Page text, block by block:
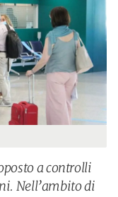
a controlli
Nell’ambito di